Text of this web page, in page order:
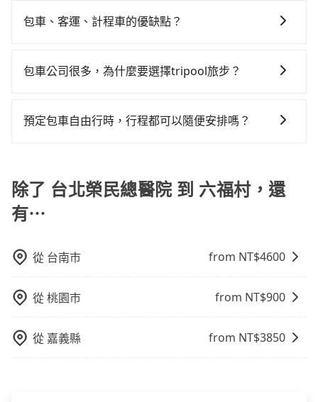
僅至少額外負擔10元車資，而且更會額外浪費72分鐘在
Yaris、Prius C、Vios這類乘坐體驗較差的車款，如果人
發現仍有上一組乘客遺留的垃圾或者撞凹的車門仍未被
還，又或者要還車時卻偏偏找不到停車位，對於急著用
距離，在遇到下雨天或者載行李時，就顯得非常不便。
2%、密度僅雙北的1.3%，其叫車的難度是雙北市的80
會員或者使用特定的信用卡，還可以累積點數做現金回
Expedia.com、Trip.com等。正常來說，線上刷卡付款
或規模較小的飯店，有可能再多平台同時上架而發生超
煩，有些時候直接打電話問的價格可能比民宿訂房網來
得便宜，但缺點就是多數要匯款並再人工確認。假如不
介意多花一點錢省下這些瑣碎的事，台灣本土的AsiaYo
提供早鳥優惠，您越早預訂就能享有更優惠的價格。所
包車、客運、計程車的優缺點？
上、下車，不需與旅客共乘。但通常需要提前預約。 客
行車路線可能不太頻繁。 計程車：可以隨叫隨到，並且
包車公司很多，為什麼要選擇tripool旅步？
以依照您行程人數的需求進行選擇。此外，為確保您的
策，讓您在規劃行程時能更無後顧之憂。無論您是要前
往市區還是郊區，我們都可以為您提供最佳的旅遊體
驗。所以，如果您正在尋找一家可靠的包車公司，
預定包車自由行時，行程都可以隨便安排嗎？
您的需求安排的。
除了 台北榮民總醫院 到 六福村，還
有⋯
從 台南市 from NT$4600
從桃園市 from NT$900
從 嘉義縣 from NT$3850